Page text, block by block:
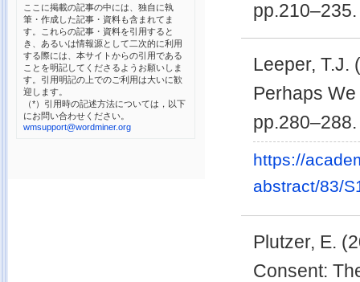
ここに掲載の記事の中には、独自に執
筆・作成した記事・資料も含まれてま
す。これらの記事・資料を引用すると
き、あるいは情報源として二次的に利用
する際には、本サイトからの引用である
ことを明記してくださるようお願いしま
す。引用明記の上でのご利用は大いに歓
迎します。
（*）引用時の記述方法については，以下
にお問い合わせください。
wmsupport@wordminer.org
pp.210–235.
Leeper, T.J.
Perhaps
pp.280–288.
https://
abstract/83/
Plutzer, E.
Consent: